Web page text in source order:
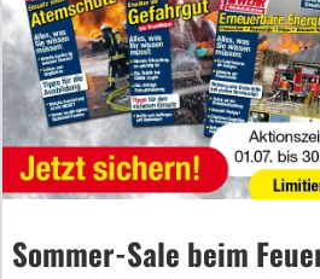
Sommer-Sale beim